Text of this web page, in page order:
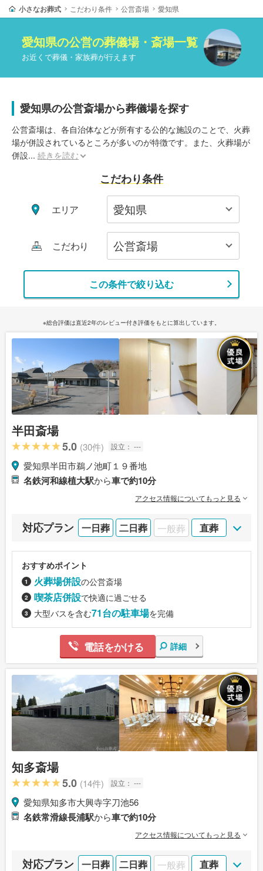
小さなお葬式 こだわり条件 公営斎場 愛知県
愛知県の公営の葬儀場・斎場一覧
お近くで葬儀・家族葬が行えます
愛知県の公営斎場から葬儀場を探す
公営斎場は、各自治体などが所有する公的な施設のことで、火葬
場が併設されているところが多いのが特徴です。また、火葬場が
併設... 続きを読む
こだわり条件
エリア
こだわり
この条件で絞り込む
※総合評価は直近2年のレビュー付き評価をもとに算出しています。
半田斎場
5.0 (30件) 設立： ---
愛知県半田市鵜ノ池町１９番地
名鉄河和線植大駅から車で約10分
アクセス情報についてもっと見る
対応プラン 一日葬 二日葬 一般葬 直葬
おすすめポイント
火葬場併設の公営斎場
喫茶店併設で快適に過ごせる
大型バスを含む71台の駐車場を完備
電話をかける 詳細
知多斎場
5.0 (14件) 設立： ---
愛知県知多市大興寺字刀池56
名鉄常滑線長浦駅から車で約10分
アクセス情報についてもっと見る
対応プラン 一日葬 二日葬 一般葬 直葬